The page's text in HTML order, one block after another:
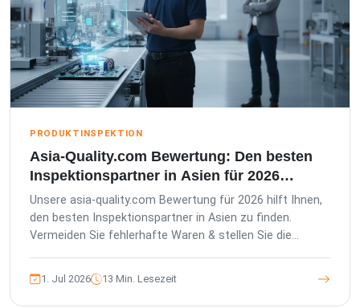
PRODUKTINSPEKTION
Asia-Quality.com Bewertung: Den besten
Inspektionspartner in Asien für 2026
wählen
Unsere asia-quality.com Bewertung für 2026 hilft Ihnen,
den besten Inspektionspartner in Asien zu finden.
Vermeiden Sie fehlerhafte Waren & stellen Sie die
1. Jul 2026 13 Min. Lesezeit